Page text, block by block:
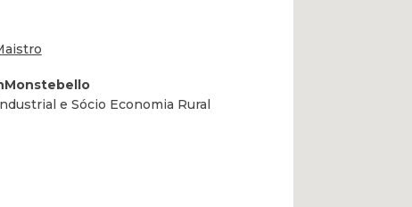
e Sócio Economia Rural